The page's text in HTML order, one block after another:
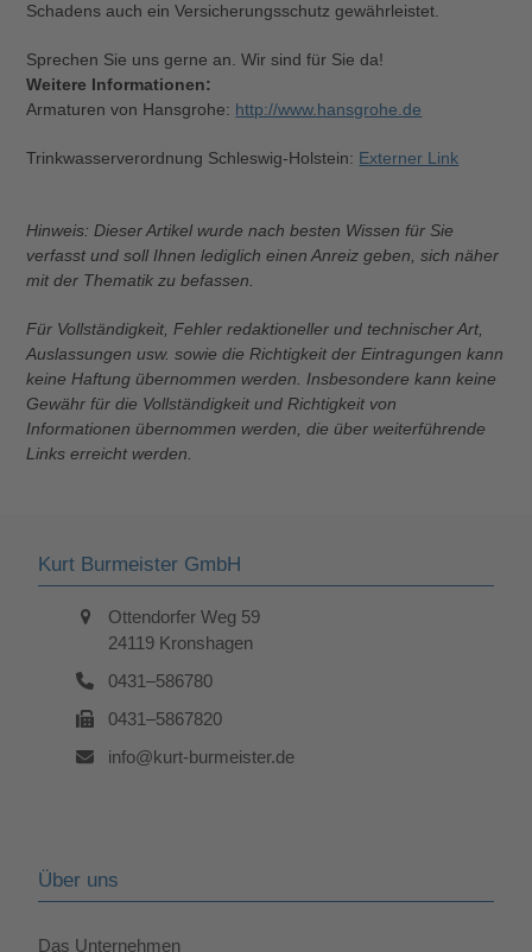
Schadens auch ein Versicherungsschutz gewährleistet.
Sprechen Sie uns gerne an. Wir sind für Sie da!
Weitere Informationen:
Armaturen von Hansgrohe: http://www.hansgrohe.de
Trinkwasserverordnung Schleswig-Holstein: Externer Link
Hinweis: Dieser Artikel wurde nach besten Wissen für Sie
verfasst und soll Ihnen lediglich einen Anreiz geben, sich näher
mit der Thematik zu befassen.
Für Vollständigkeit, Fehler redaktioneller und technischer Art,
Auslassungen usw. sowie die Richtigkeit der Eintragungen kann
keine Haftung übernommen werden. Insbesondere kann keine
Gewähr für die Vollständigkeit und Richtigkeit von
Informationen übernommen werden, die über weiterführende
Links erreicht werden.
Kurt Burmeister GmbH
Ottendorfer Weg 59
24119 Kronshagen
0431–586780
0431–5867820
info@kurt-burmeister.de
Über uns
Das Unternehmen